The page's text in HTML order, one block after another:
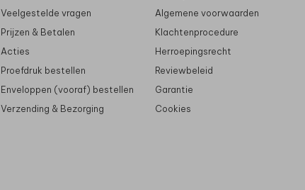
Veelgestelde vragen
Prijzen & Betalen
Acties
Proefdruk bestellen
Enveloppen (vooraf) bestellen
Verzending & Bezorging
Algemene voorwaarden
Klachtenprocedure
Herroepingsrecht
Reviewbeleid
Garantie
Cookies